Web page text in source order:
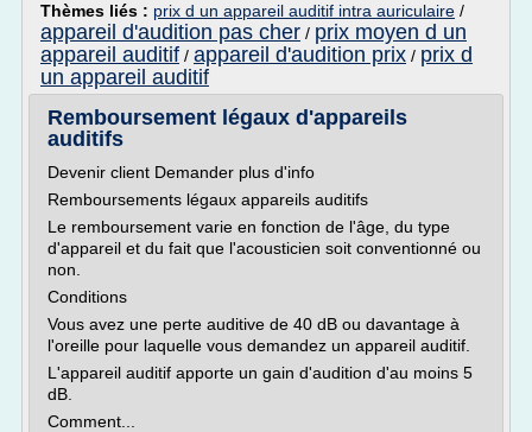
Thèmes liés : prix d un appareil auditif intra auriculaire /
appareil d'audition pas cher / prix moyen d un
appareil auditif / appareil d'audition prix / prix d
un appareil auditif
Remboursement légaux d'appareils
auditifs
Devenir client Demander plus d'info
Remboursements légaux appareils auditifs
Le remboursement varie en fonction de l'âge, du type
d'appareil et du fait que l'acousticien soit conventionné ou
non.
Conditions
Vous avez une perte auditive de 40 dB ou davantage à
l'oreille pour laquelle vous demandez un appareil auditif.
L'appareil auditif apporte un gain d'audition d'au moins 5
dB.
Comment...